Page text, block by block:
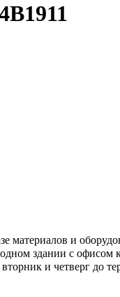
материалов и
здании с
и четверг